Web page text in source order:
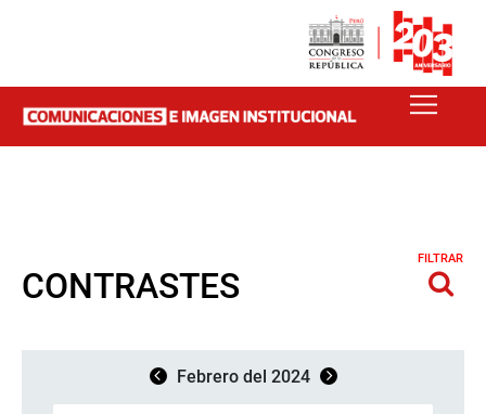
CONTRASTES
FILTRAR
Febrero del 2024